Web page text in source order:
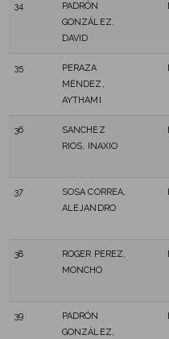
34
PADRÓN
GONZÁLEZ,
DAVID
35
PERAZA
MÉNDEZ,
AYTHAMI
36
SANCHEZ
RIOS, INAXIO
37
SOSA CORREA,
ALEJANDRO
38
ROGER PEREZ,
MONCHO
39
PADRÓN
GONZÁLEZ,